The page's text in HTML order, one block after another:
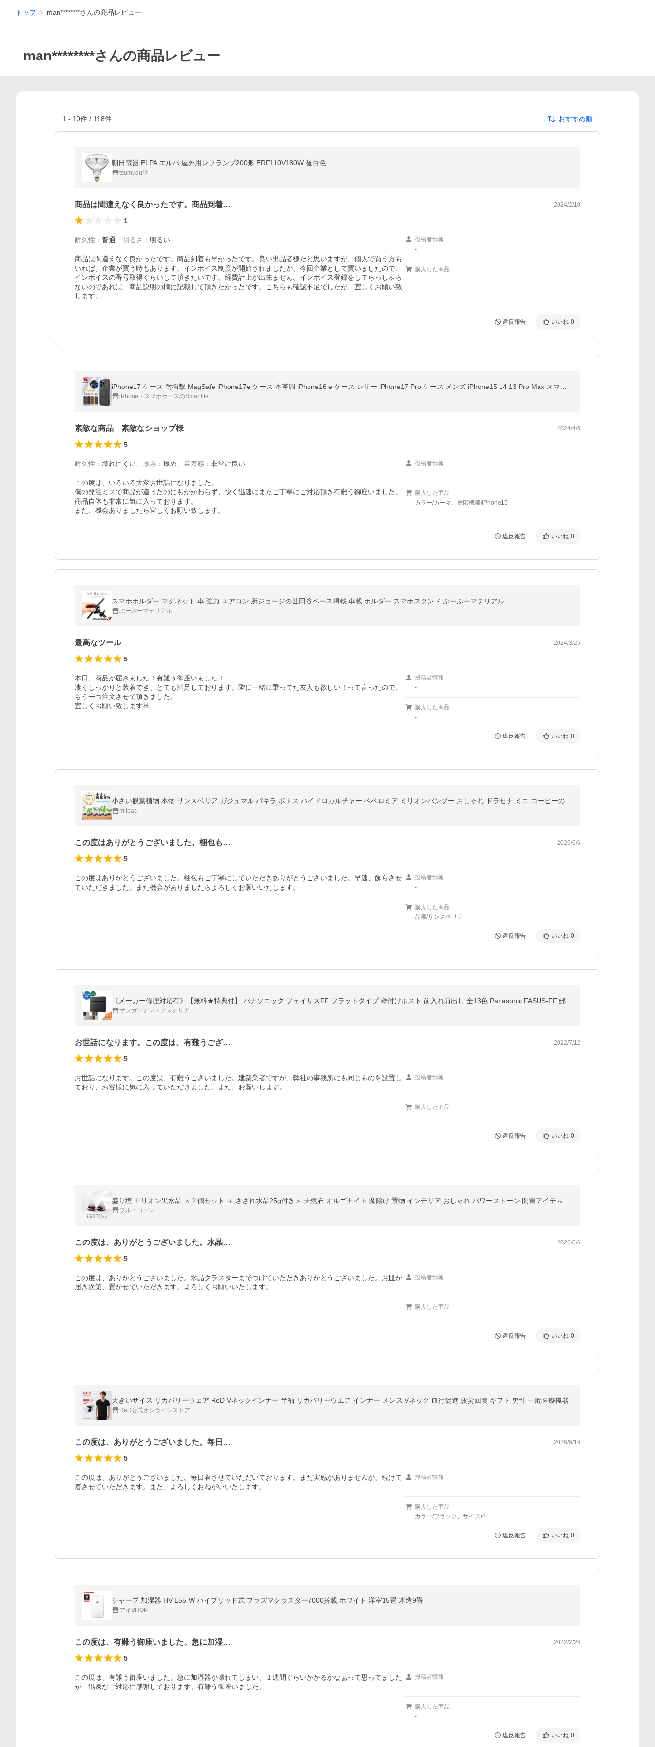
トップ man********さんの商品レビュー
man********さんの商品レビュー
1 - 10件 / 118件 おすすめ順
朝日電器 ELPA エルパ 屋外用レフランプ200形 ERF110V180W 昼白色
tsumugu堂
商品は間違えなく良かったです。商品到着… 2024/2/10
1
耐久性 ： 普通 明るさ ： 明るい
商品は間違えなく良かったです。商品到着も早かったです。良い出品者様だと思いますが、個人で買う方も
いれば、企業が買う時もあります。インボイス制度が開始されましたが、今回企業として買いましたので、
インボイスの番号取得ぐらいして頂きたいです。経費計上が出来ません。インボイス登録をしてらっしゃら
ないのであれば、商品説明の欄に記載して頂きたかったです。こちらも確認不足でしたが、宜しくお願い致
します。
投稿者情報
-
購入した商品
-
違反報告 いいね 0
iPhone・スマホケースのSmartlife
素敵な商品 素敵なショップ様 2024/4/5
5
耐久性 ： 壊れにくい 厚み ： 厚め 装着感 ： 非常に良い
この度は、いろいろ大変お世話になりました。
僕の発注ミスで商品が違ったのにもかかわらず、快く迅速にまたご丁寧にご対応頂き有難う御座いました。
商品自体も非常に気に入っております。
また、機会ありましたら宜しくお願い致します。
投稿者情報
-
購入した商品
カラー/カーキ、対応機種/iPhone15
違反報告 いいね 0
スマホホルダー マグネット 車 強力 エアコン 所ジョージの世田谷ベース掲載 車載 ホルダー スマホスタンド ぶーぶーマテリアル
ぶーぶーマテリアル
最高なツール 2024/3/25
5
本日、商品が届きました！有難う御座いました！
凄くしっかりと装着でき、とても満足しております。隣に一緒に乗ってた友人も欲しい！って言ったので、
もう一つ注文させて頂きました。
宜しくお願い致します🙇
投稿者情報
-
購入した商品
-
違反報告 いいね 0
miipas
この度はありがとうございました。梱包も… 2026/6/6
5
この度はありがとうございました。梱包もご丁寧にしていただきありがとうございました。早速、飾らさせ
ていただきました。また機会がありましたらよろしくお願いいたします。
投稿者情報
-
購入した商品
品種/サンスベリア
違反報告 いいね 0
サンガーデンエクステリア
お世話になります。この度は、有難うござ… 2022/7/12
5
お世話になります。この度は、有難うございました。建築業者ですが、弊社の事務所にも同じものを設置し
ており、お客様に気に入っていただきました。また、お願いします。
投稿者情報
-
購入した商品
-
違反報告 いいね 0
ブルーコーン
この度は、ありがとうございました。水晶… 2026/6/6
5
この度は、ありがとうございました。水晶クラスターまでつけていただきありがとうございました。お皿が
届き次第、置かせていただきます。よろしくお願いいたします。
投稿者情報
-
購入した商品
-
違反報告 いいね 0
大きいサイズ リカバリーウェア ReD Vネックインナー 半袖 リカバリーウエア インナー メンズ Vネック 血行促進 疲労回復 ギフト 男性 一般医療機器
ReD公式オンラインストア
この度は、ありがとうございました。毎日… 2026/6/16
5
この度は、ありがとうございました。毎日着させていただいております。まだ実感がありませんが、続けて
着させていただきます。また、よろしくおねがいいたします。
投稿者情報
-
購入した商品
カラー/ブラック、サイズ/4L
違反報告 いいね 0
シャープ 加湿器 HV-L55-W ハイブリッド式 プラズマクラスター7000搭載 ホワイト 洋室15畳 木造9畳
アイSHOP
この度は、有難う御座いました。急に加湿… 2022/2/26
5
この度は、有難う御座いました。急に加湿器が壊れてしまい、１週間ぐらいかかるかなぁって思ってました
が、迅速なご対応に感謝しております。有難う御座いました。
投稿者情報
-
購入した商品
-
違反報告 いいね 0